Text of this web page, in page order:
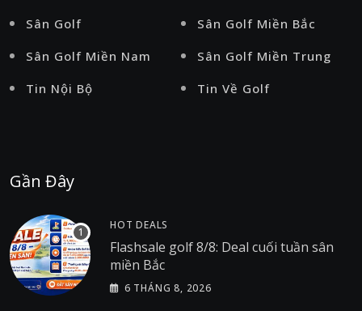
Sân Golf
Sân Golf Miền Bắc
Sân Golf Miền Nam
Sân Golf Miền Trung
Tin Nội Bộ
Tin Về Golf
Gần Đây
HOT DEALS
Flashsale golf 8/8: Deal cuối tuần sân
miền Bắc
6 THÁNG 8, 2026